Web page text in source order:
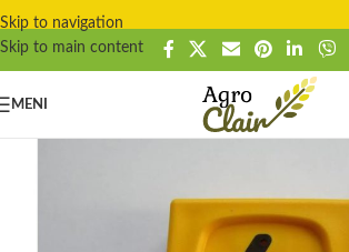
Skip to navigation
Skip to main content
MENI